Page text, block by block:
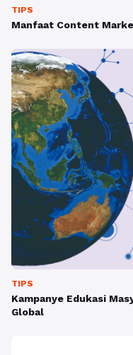
TIPS
Manfaat Content
TIPS
Kampanye Edukasi
Global